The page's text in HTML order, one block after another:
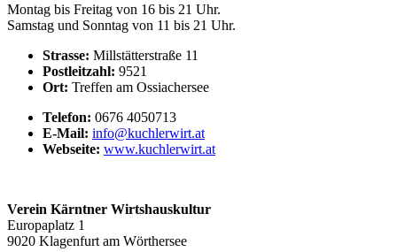
Montag bis Freitag von 16 bis 21 Uhr.
Samstag und Sonntag von 11 bis 21 Uhr.
Strasse: Millstätterstraße 11
Postleitzahl: 9521
Ort: Treffen am Ossiachersee
Telefon: 0676 4050713
E-Mail: info@kuchlerwirt.at
Webseite: www.kuchlerwirt.at
Verein Kärntner Wirtshauskultur
Europaplatz 1
9020 Klagenfurt am Wörthersee